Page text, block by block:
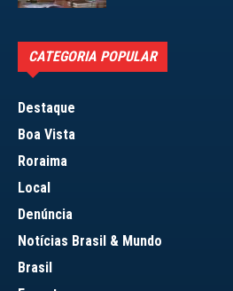
CATEGORIA POPULAR
Destaque
Boa Vista
Roraima
Local
Denúncia
Notícias Brasil & Mundo
Brasil